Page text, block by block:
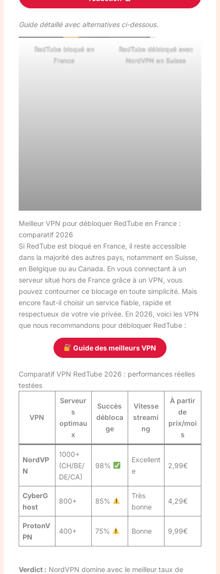
Guide détaillé avec alternatives ci-dessous.
RedTube bloqué en
France
RedTube débloqué avec
NordVPN en Suisse
Meilleur VPN pour débloquer RedTube en France :
comparatif 2026
Si RedTube est bloqué en France, il reste accessible
dans la majorité des autres pays, notamment en Suisse,
en Belgique ou au Canada. En vous connectant à un
serveur situé hors de France grâce à un VPN, vous
pouvez contourner ce blocage en toute simplicité. Mais
encore faut-il choisir un service fiable, rapide et
respectueux de votre vie privée. En 2026, voici les VPN
que nous recommandons pour débloquer RedTube :
Guide des meilleurs VPN
Comparatif VPN RedTube 2026 : performances réelles
testées
VPN
Serveur
s
optimau
x
Succès
débloca
ge
Vitesse
streami
ng
À partir
de
prix/moi
s
NordVP
N
1000+
(CH/BE/
DE/CA)
98%
Excellent
e
2,99€
CyberG
host
800+ 85%
Très
bonne
4,29€
ProtonV
PN
400+ 75% Bonne 9,99€
Verdict : NordVPN domine avec le meilleur taux de